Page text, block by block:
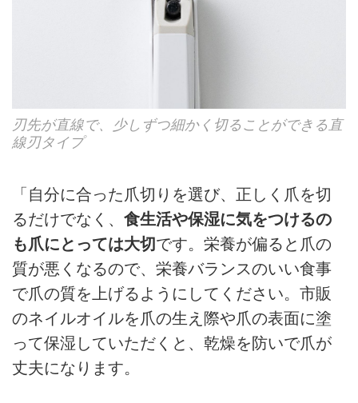
刃先が直線で、少しずつ細かく切ることができる直
線刃タイプ
「自分に合った爪切りを選び、正しく爪を切
るだけでなく、 食生活や保湿に気をつけるの
も爪にとっては大切です。栄養が偏ると爪の
質が悪くなるので、栄養バランスのいい食事
で爪の質を上げるようにしてください。市販
のネイルオイルを爪の生え際や爪の表面に塗
って保湿していただくと、乾燥を防いで爪が
丈夫になります。